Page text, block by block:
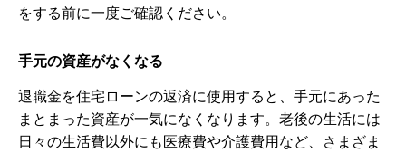
をする前に一度ご確認ください。
手元の資産がなくなる
退職金を住宅ローンの返済に使用すると、手元にあった
まとまった資産が一気になくなります。老後の生活には
日々の生活費以外にも医療費や介護費用など、さまざま